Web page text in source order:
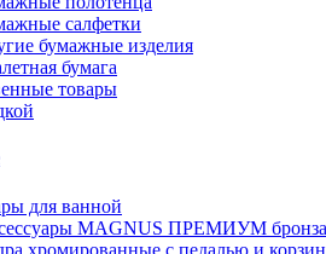
салфетки
бумажные изделия
бумага
товары
для ванной
MAGNUS ПРЕМИУМ бронза
хромированные с педалью и